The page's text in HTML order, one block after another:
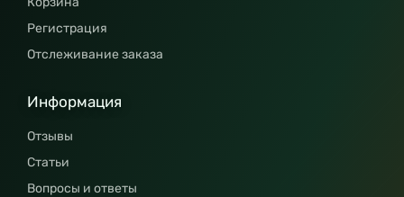
Регистрация
Отслеживание заказа
Информация
Отзывы
Статьи
Вопросы и ответы